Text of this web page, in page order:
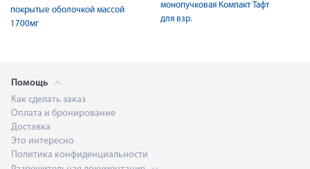
покрытые оболочкой массой
1700мг
монопучковая Компакт Тафт
для взр.
Помощь
Как сделать заказ
Оплата и бронирование
Доставка
Это интересно
Политика конфиденциальности